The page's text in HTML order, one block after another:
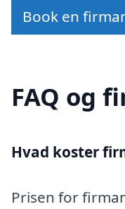
Book en
FAQ og
Hvad koster
Prisen for